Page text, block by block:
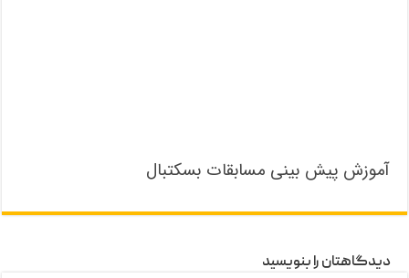
آموزش پیش بینی مسابقات بسکتبال
دیدگاهتان را بنویسید